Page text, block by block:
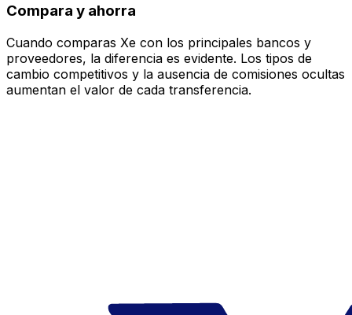
Compara y ahorra
Cuando comparas Xe con los principales bancos y
proveedores, la diferencia es evidente. Los tipos de
cambio competitivos y la ausencia de comisiones ocultas
aumentan el valor de cada transferencia.